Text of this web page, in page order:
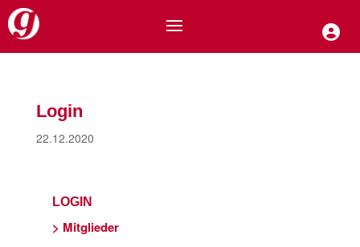
Login
22.12.2020
LOGIN
> Mitglieder